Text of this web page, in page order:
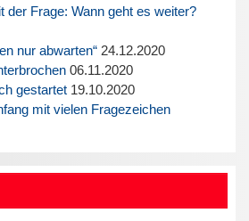
der Frage: Wann geht es weiter?
nur abwarten“ 24.12.2020
06.11.2020
gestartet 19.10.2020
mit vielen Fragezeichen